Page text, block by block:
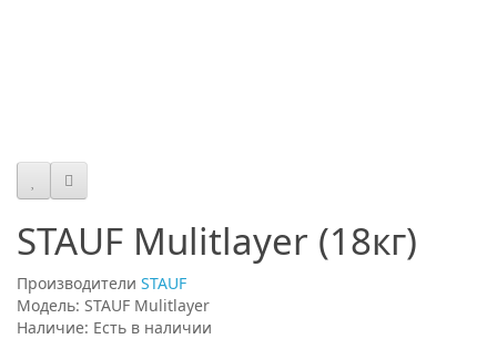
STAUF Mulitlayer (18кг)
Производители STAUF
Модель: STAUF Mulitlayer
Наличие: Есть в наличии